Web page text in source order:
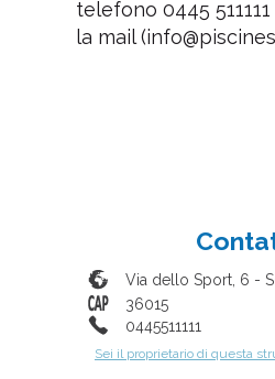
telefono 0445
la mail
Via dello Sport, 6 -
36015
0445511111
Sei il proprietario di questa